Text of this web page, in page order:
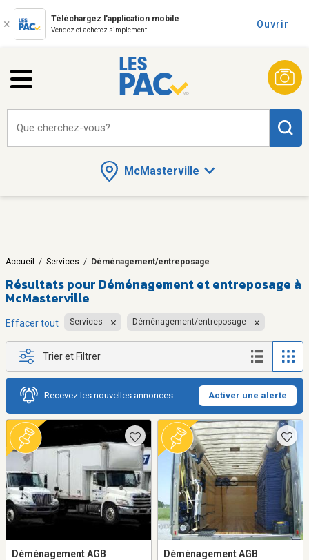
Téléchargez l'application mobile
Vendez et achetez simplement
Ouvrir
McMasterville
Que cherchez-vous?
Accueil / Services / Déménagement/entreposage
Résultats pour Déménagement et entreposage à
McMasterville
Effacer tout Services Déménagement/entreposage
Trier et Filtrer
Recevez les nouvelles annonces Activer une alerte
Déménagement AGB Déménagement AGB